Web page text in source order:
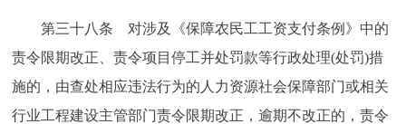
第三十八条 对涉及《保障农民工工资支付条例》中的
责令限期改正、责令项目停工并处罚款等行政处理(处罚)措
施的，由查处相应违法行为的人力资源社会保障部门或相关
行业工程建设主管部门责令限期改正，逾期不改正的，责令